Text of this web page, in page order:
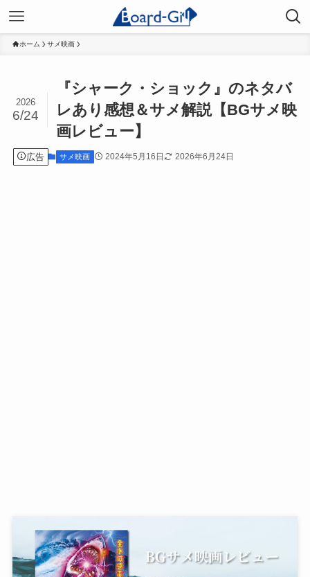
ホーム サメ映画
『シャーク・ショック』のネタバ
レあり感想＆サメ解説【BGサメ映
画レビュー】
2026
6/24
広告 サメ映画 2024年5月16日 2026年6月24日